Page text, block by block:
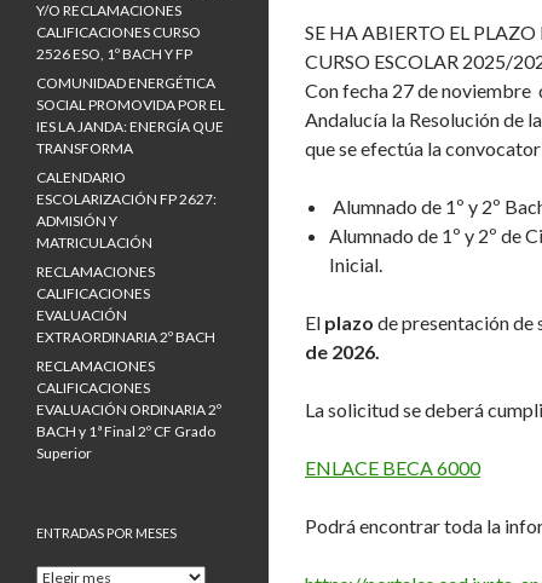
SE HA ABIERTO EL
CURSO ESCOLAR 2025/
Con fecha 27 de noviembre
Andalucía la Resolución de
que se efectúa la
Alumnado de 1º y 2º
Alumnado de 1º y 2º de
Inicial.
El plazo de presentación de
de 2026.
La solicitud se deberá
ENLACE BECA 6000
Podrá encontrar toda la
Y/O RECLAMACIONES
CALIFICACIONES CURSO
2526 ESO, 1º BACH Y FP
COMUNIDAD ENERGÉTICA
SOCIAL PROMOVIDA POR EL
IES LA JANDA: ENERGÍA QUE
TRANSFORMA
CALENDARIO
ESCOLARIZACIÓN FP 2627:
ADMISIÓN Y
MATRICULACIÓN
RECLAMACIONES
CALIFICACIONES
EVALUACIÓN
EXTRAORDINARIA 2º BACH
RECLAMACIONES
CALIFICACIONES
EVALUACIÓN ORDINARIA 2º
BACH y 1ª Final 2º CF Grado
Superior
ENTRADAS POR MESES
E